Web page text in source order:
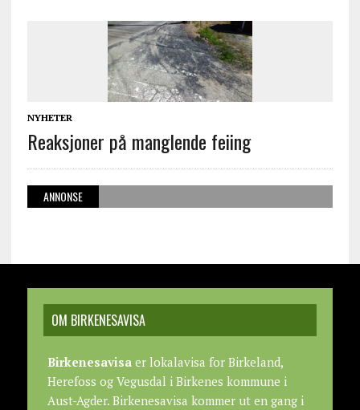
NYHETER
Reaksjoner på manglende feiing
ANNONSE
OM BIRKENESAVISA
Birkenesavisaer lokalavisa for Birkeland,
Herefoss og Vegusdal i Birkenes kommune i
Aust-Agder. Birkenesavisa kommer ut en gang i